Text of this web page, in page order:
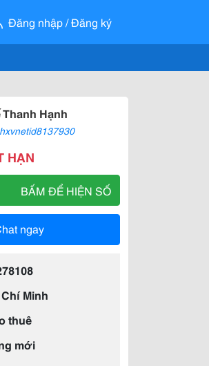
Đăng nhập / Đăng ký
Hạnh
HẠN
BẤM ĐỂ HIỆN SỐ
ngay
Minh
thuê
mới